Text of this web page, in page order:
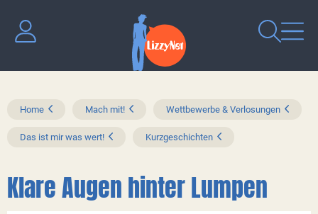
Home Mach mit! Wettbewerbe & Verlosungen
Das ist mir was wert! Kurzgeschichten
Klare Augen hinter Lumpen